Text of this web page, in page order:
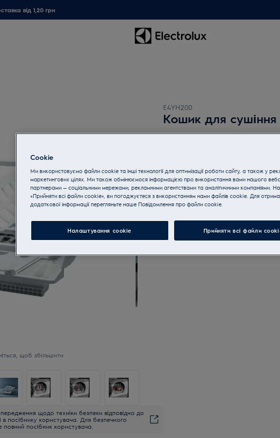
від 1,20 грн
щоб збільшити
щодо техніки безпеки відповідно до
посібнику користувача. Для безпечного
посібник користувача.
E4YH200
Кошик для сушіння
Кошик для сушіння захищає
Кошик для сушіння легко
який момент.
Купуйте техніку за
Cookie
Ми використовуємо файли cookie та інші технології для оптимізації роботи сайту, а також у
маркетингових цілях. Ми також обмінюємося інформацією про використання вами нашого
партнерами — соціальними мережами, рекламними агентствами та аналітичними компаніями.
«Прийняти всі файли cookie», ви погоджуєтеся з використанням нами файлів cookie. Для
додаткової інформації перегляньте наше Пoвідомлення прo файли cookie.
Налаштування cookie Прийняти всі файли